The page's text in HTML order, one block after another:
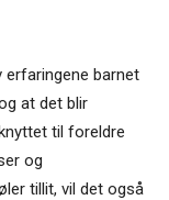
erfaringene barnet
at det blir
til foreldre
og
tillit, vil det også